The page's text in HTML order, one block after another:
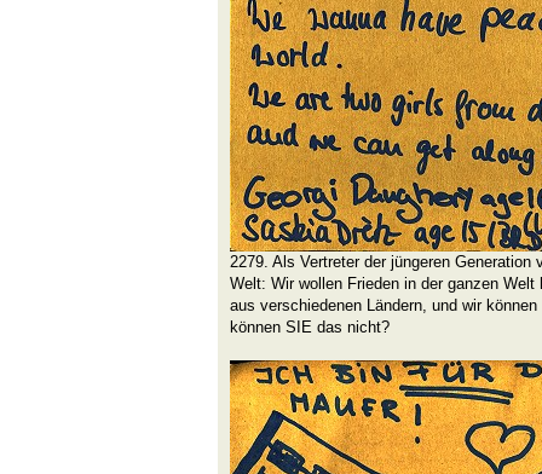
2279. Als Vertreter der jüngeren Generation
Welt: Wir wollen Frieden in der ganzen
aus verschiedenen Ländern, und wir
können SIE das nicht?